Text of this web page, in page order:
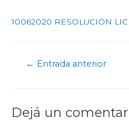
10062020 RESOLUCIÓN
← Entrada anterior
Dejá un